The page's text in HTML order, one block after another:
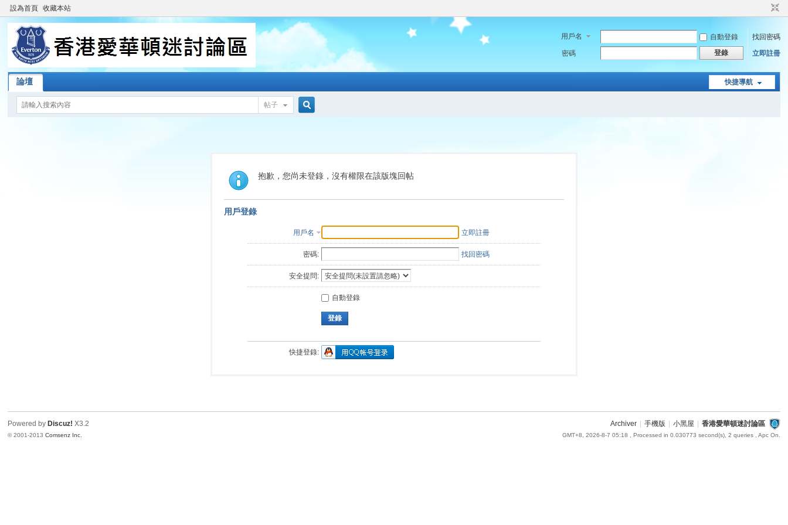
設為首頁 收藏本站
用戶名 自動登錄
找回密碼
密碼
登錄 立即註冊
快捷導航
論壇
帖子
索
抱歉，您尚未登錄，沒有權限在該版塊回帖
用戶登錄
用戶名 立即註冊
密碼: 找回密碼
安全提問:
自動登錄
登錄
快捷登錄:
Archiver 手機版 小黑屋 香港愛華頓迷討論區
GMT+8, 2026-8-7 05:18 , Processed in 0.030773 second(s), 2 queries , Apc On.
Powered by Discuz! X3.2
© 2001-2013Comsenz Inc.